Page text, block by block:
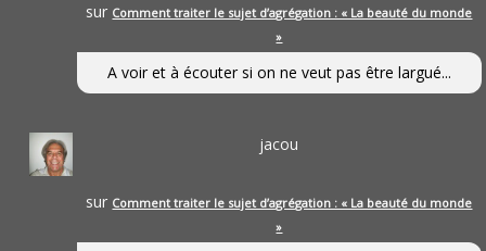
sur Comment traiter le sujet d’agrégation : « La beauté du monde
»
A voir et à écouter si on ne veut pas être largué...
jacou
sur Comment traiter le sujet d’agrégation : « La beauté du monde
»